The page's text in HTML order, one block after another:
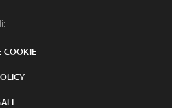
COOKIE